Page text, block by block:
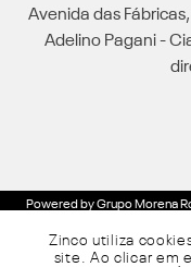
Zinco utiliza
site. Ao clicar em
Avenida das
Adelino Pagani -
Powered by Grupo Morena